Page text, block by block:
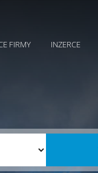
FIRMY INZERCE